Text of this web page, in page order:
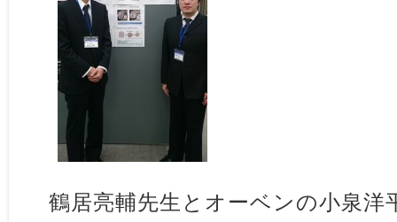
鶴居亮輔先生とオーベンの小泉洋